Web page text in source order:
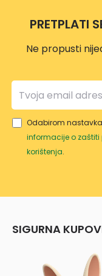
PRETPLATI
Ne propusti
Odabirom
informacije o
korištenja.
SIGURNA